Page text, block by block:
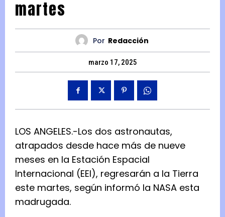
martes
Por Redacción
marzo 17, 2025
LOS ANGELES.-Los dos astronautas,
atrapados desde hace más de nueve
meses en la Estación Espacial
Internacional (EEI), regresarán a la Tierra
este martes, según informó la NASA esta
madrugada.